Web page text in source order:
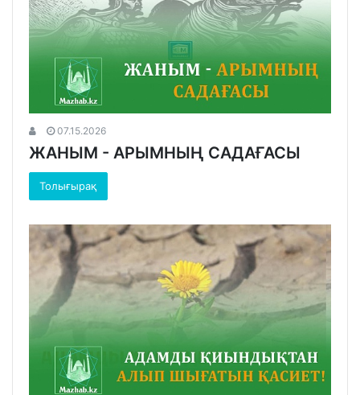
07.15.2026
ЖАНЫМ - АРЫМНЫҢ САДАҒАСЫ
Толығырақ